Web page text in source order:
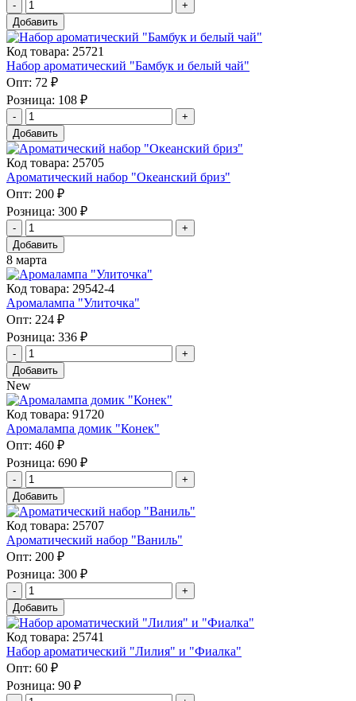
Добавить
Код товара: 25721
Набор ароматический "Бамбук и белый чай"
Опт: 72 ₽
Розница: 108 ₽
Добавить
Код товара: 25705
Ароматический набор "Океанский бриз"
Опт: 200 ₽
Розница: 300 ₽
Добавить
8 марта
Код товара: 29542-4
Аромалампа "Улиточка"
Опт: 224 ₽
Розница: 336 ₽
Добавить
New
Код товара: 91720
Аромалампа домик "Конек"
Опт: 460 ₽
Розница: 690 ₽
Добавить
Код товара: 25707
Ароматический набор "Ваниль"
Опт: 200 ₽
Розница: 300 ₽
Добавить
Код товара: 25741
Набор ароматический "Лилия" и "Фиалка"
Опт: 60 ₽
Розница: 90 ₽